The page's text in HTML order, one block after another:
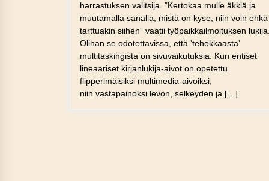
harrastuksen valitsija. ”Kertokaa mulle äkkiä ja
muutamalla sanalla, mistä on kyse, niin voin ehkä
tarttuakin siihen” vaatii työpaikkailmoituksen lukija.
Olihan se odotettavissa, että ’tehokkaasta’
multitaskingista on sivuvaikutuksia. Kun entiset
lineaariset kirjanlukija-aivot on opetettu
flipperimäisiksi multimedia-aivoiksi,
niin vastapainoksi levon, selkeyden ja […]